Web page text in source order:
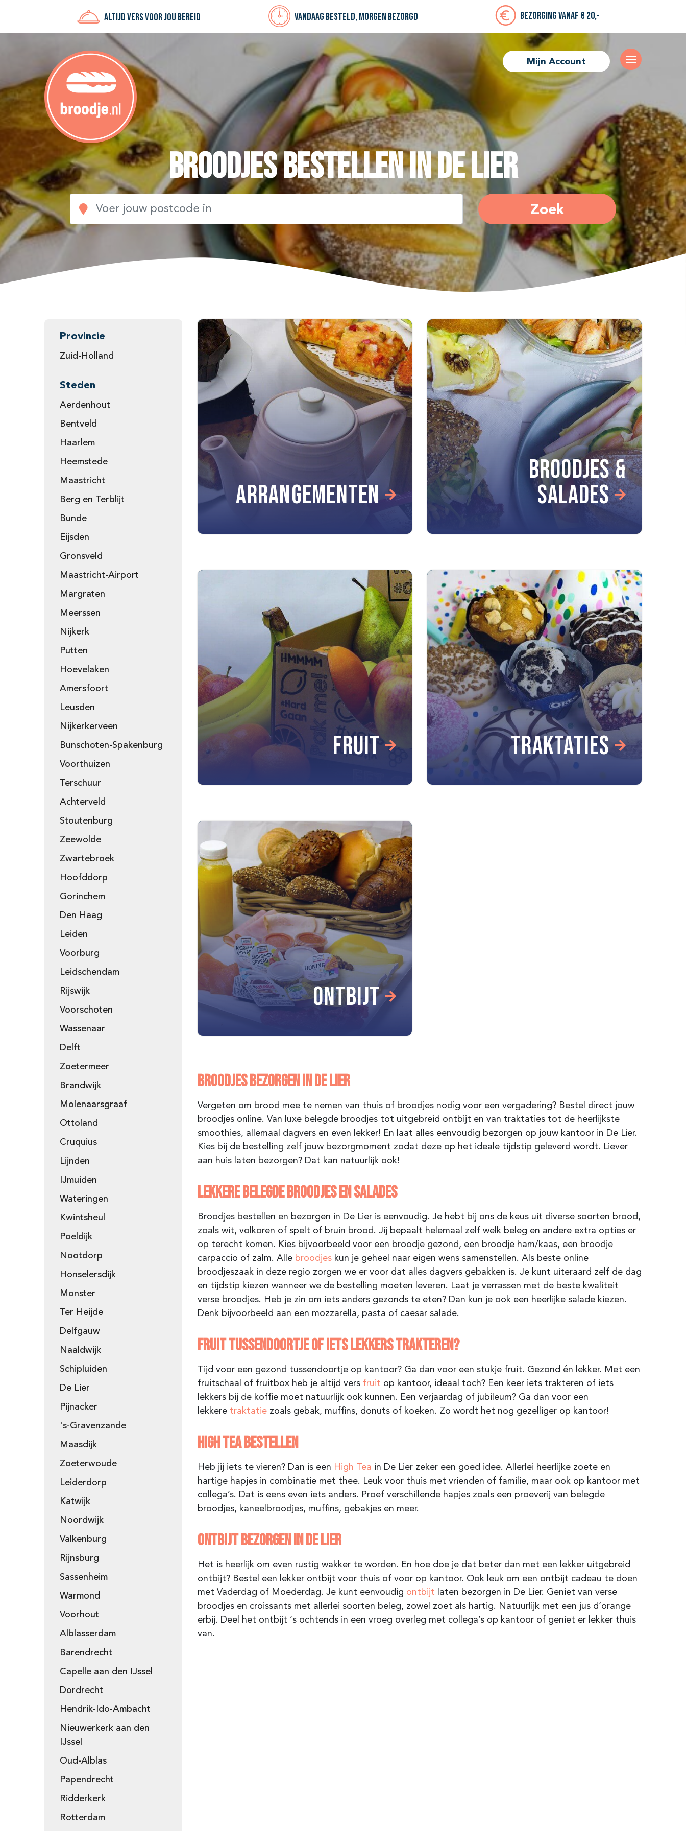
Altijd vers voor jou bereid Vandaag besteld, morgen bezorgd Bezorging vanaf € 20,-
Mijn Account
Broodjes bestellen in De Lier
Zoek
Provincie
Zuid-Holland
Steden
Aerdenhout
Bentveld
Haarlem
Heemstede
Maastricht
Berg en Terblijt
Bunde
Eijsden
Gronsveld
Maastricht-Airport
Margraten
Meerssen
Nijkerk
Putten
Hoevelaken
Amersfoort
Leusden
Nijkerkerveen
Bunschoten-Spakenburg
Voorthuizen
Terschuur
Achterveld
Stoutenburg
Zeewolde
Zwartebroek
Hoofddorp
Gorinchem
Den Haag
Leiden
Voorburg
Leidschendam
Rijswijk
Voorschoten
Wassenaar
Delft
Zoetermeer
Brandwijk
Molenaarsgraaf
Ottoland
Cruquius
Lijnden
IJmuiden
Wateringen
Kwintsheul
Poeldijk
Nootdorp
Honselersdijk
Monster
Ter Heijde
Delfgauw
Naaldwijk
Schipluiden
De Lier
Pijnacker
's-Gravenzande
Maasdijk
Zoeterwoude
Leiderdorp
Katwijk
Noordwijk
Valkenburg
Rijnsburg
Sassenheim
Warmond
Voorhout
Alblasserdam
Barendrecht
Capelle aan den IJssel
Dordrecht
Hendrik-Ido-Ambacht
Nieuwerkerk aan den
IJssel
Oud-Alblas
Papendrecht
Ridderkerk
Rotterdam
ARRANGEMENTEN
BROODJES &
SALADES
FRUIT TRAKTATIES
ONTBIJT
BROODJES BEZORGEN IN DE LIER
Vergeten om brood mee te nemen van thuis of broodjes nodig voor een vergadering? Bestel direct jouw
broodjes online. Van luxe belegde broodjes tot uitgebreid ontbijt en van traktaties tot de heerlijkste
smoothies, allemaal dagvers en even lekker! En laat alles eenvoudig bezorgen op jouw kantoor in De Lier.
Kies bij de bestelling zelf jouw bezorgmoment zodat deze op het ideale tijdstip geleverd wordt. Liever
aan huis laten bezorgen? Dat kan natuurlijk ook!
LEKKERE BELEGDE BROODJES EN SALADES
Broodjes bestellen en bezorgen in De Lier is eenvoudig. Je hebt bij ons de keus uit diverse soorten brood,
zoals wit, volkoren of spelt of bruin brood. Jij bepaalt helemaal zelf welk beleg en andere extra opties er
op terecht komen. Kies bijvoorbeeld voor een broodje gezond, een broodje ham/kaas, een broodje
carpaccio of zalm. Alle broodjes kun je geheel naar eigen wens samenstellen. Als beste online
broodjeszaak in deze regio zorgen we er voor dat alles dagvers gebakken is. Je kunt uiteraard zelf de dag
en tijdstip kiezen wanneer we de bestelling moeten leveren. Laat je verrassen met de beste kwaliteit
verse broodjes. Heb je zin om iets anders gezonds te eten? Dan kun je ook een heerlijke salade kiezen.
Denk bijvoorbeeld aan een mozzarella, pasta of caesar salade.
FRUIT TUSSENDOORTJE OF IETS LEKKERS TRAKTEREN?
Tijd voor een gezond tussendoortje op kantoor? Ga dan voor een stukje fruit. Gezond én lekker. Met een
fruitschaal of fruitbox heb je altijd vers fruit op kantoor, ideaal toch? Een keer iets trakteren of iets
lekkers bij de koffie moet natuurlijk ook kunnen. Een verjaardag of jubileum? Ga dan voor een
lekkere traktatie zoals gebak, muffins, donuts of koeken. Zo wordt het nog gezelliger op kantoor!
HIGH TEA BESTELLEN
Heb jij iets te vieren? Dan is een High Tea in De Lier zeker een goed idee. Allerlei heerlijke zoete en
hartige hapjes in combinatie met thee. Leuk voor thuis met vrienden of familie, maar ook op kantoor met
collega’s. Dat is eens even iets anders. Proef verschillende hapjes zoals een proeverij van belegde
broodjes, kaneelbroodjes, muffins, gebakjes en meer.
ONTBIJT BEZORGEN IN DE LIER
Het is heerlijk om even rustig wakker te worden. En hoe doe je dat beter dan met een lekker uitgebreid
ontbijt? Bestel een lekker ontbijt voor thuis of voor op kantoor. Ook leuk om een ontbijt cadeau te doen
met Vaderdag of Moederdag. Je kunt eenvoudig ontbijt laten bezorgen in De Lier. Geniet van verse
broodjes en croissants met allerlei soorten beleg, zowel zoet als hartig. Natuurlijk met een jus d’orange
erbij. Deel het ontbijt ‘s ochtends in een vroeg overleg met collega’s op kantoor of geniet er lekker thuis
van.